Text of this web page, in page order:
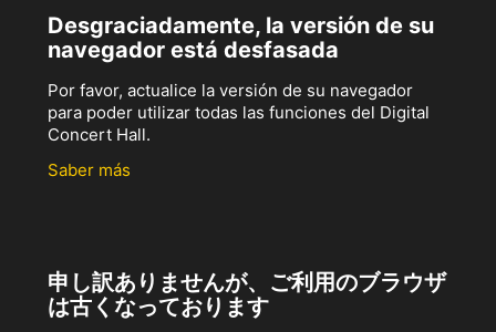
Desgraciadamente, la versión de su
navegador está desfasada
Por favor, actualice la versión de su navegador
para poder utilizar todas las funciones del Digital
Concert Hall.
Saber más
申し訳ありませんが、ご利用のブラウザ
は古くなっております